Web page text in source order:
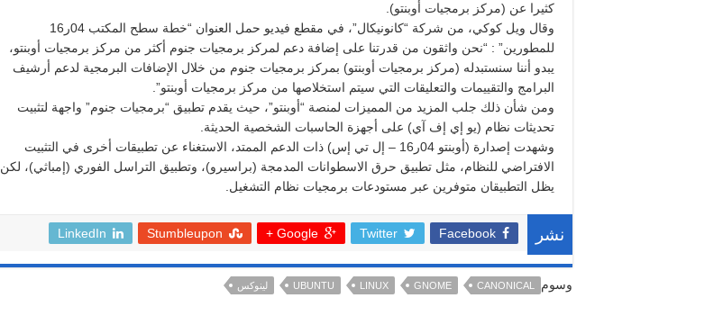
كثيرا عن (مركز برمجيات أوبنتو).
وقال ويل كوكي، من شركة “كانونيكال”، في مقطع فيديو حمل العنوان “خطة سطح المكتب 04ر16
للمطورين” : “نحن واثقون من قدرتنا على إضافة دعم لمركز برمجيات جنوم أكثر من مركز برمجيات أوبنتو،
يبدو أننا سنستبدله (مركز برمجيات أوبنتو) بمركز برمجيات جنوم من خلال الإضافات البرمجية لدعم أرشيف
البرامج والتقييمات والتعليقات التي سيتم استخلاصها من مركز برمجيات أوبنتو”.
ومن شأن ذلك جلب المزيد من المميزات لمنصة “أوبنتو”، حيث يقدم تطبيق “برمجيات جنوم” واجهة لتثبيت
تحديثات نظام (يو إي إف آي) على أجهزة الحاسبات الشخصية الحديثة.
وشهدت إصدارة (أوبنتو 04ر16 – إل تي إس) ذات الدعم الممتد، الاستغناء عن تطبيقات أخرى في التثبيت
الافتراضي للنظام، مثل تطبيق حرق الاسطوانات المدمجة (براسيرو)، وتطبيق التراسل الفوري (إمباثي)، لكن
يظل التطبيقان متوفرين عبر مستودعات برمجيات نظام التشغيل.
نشر Facebook
Twitter
Google +
Stumbleupon
LinkedIn
وسوم CANONICAL
GNOME
LINUX
UBUNTU لينوكس